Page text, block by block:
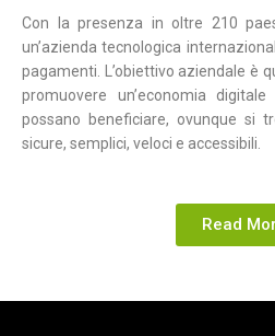
Con la presenza in oltre 210
un’azienda tecnologica
pagamenti. L’obiettivo aziendale è
promuovere un’economia
possano beneficiare, ovunque si
sicure, semplici, veloci e accessibili.
Read